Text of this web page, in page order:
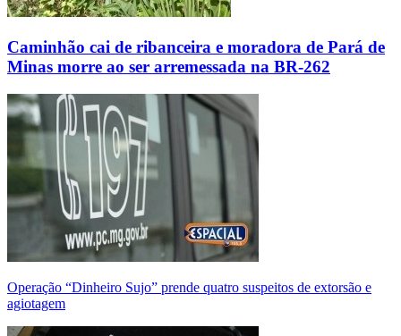
Caminhão cai de ribanceira e moradora de Pará de
Minas morre ao ser arremessada na BR-262
Operação “Dinheiro Sujo” prende quatro suspeitos de extorsão e
agiotagem